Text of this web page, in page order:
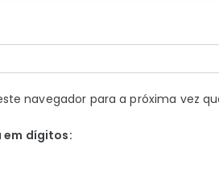
navegador para a próxima vez
em dígitos: